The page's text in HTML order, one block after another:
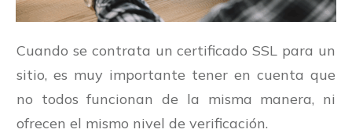
Cuando se contrata un certificado SSL para un
sitio, es muy importante tener en cuenta que
no todos funcionan de la misma manera, ni
ofrecen el mismo nivel de verificación.